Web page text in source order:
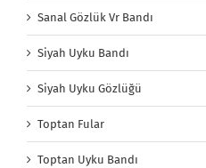
Sanal Gözlük Vr Bandı
Siyah Uyku Bandı
Siyah Uyku Gözlüğü
Toptan Fular
Toptan Uyku Bandı